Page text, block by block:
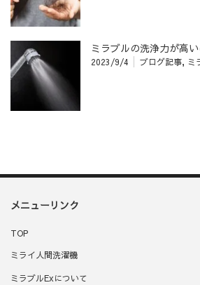
ミラブルの洗浄力が高
2023/9/4 ブログ記事, ミ
メニューリンク
TOP
ミライ人間洗濯機
ミラブルExについて